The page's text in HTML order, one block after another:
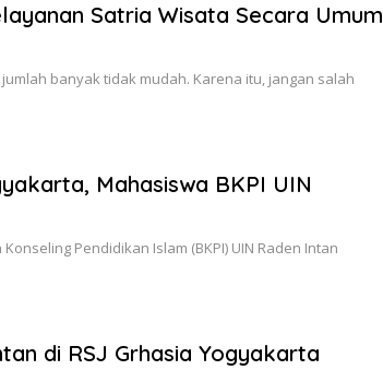
Satria Wisata Secara Umum
banyak tidak mudah. Karena itu, jangan salah
Mahasiswa BKPI UIN
Pendidikan Islam (BKPI) UIN Raden Intan
di RSJ Grhasia Yogyakarta